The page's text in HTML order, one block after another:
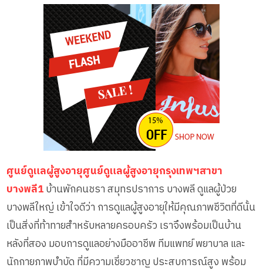
ศูนย์ดูแลผู้สูงอายุศูนย์ดูแลผู้สูงอายุกรุงเทพฯสาขา
บางพลี1บ้านพักคนชรา สมุทรปราการ บางพลี ดูแลผู้ป่วย
บางพลีใหญ่ เข้าใจดีว่า การดูแลผู้สูงอายุให้มีคุณภาพชีวิตที่ดีนั้น
เป็นสิ่งที่ท้าทายสำหรับหลายครอบครัว เราจึงพร้อมเป็นบ้าน
หลังที่สอง มอบการดูแลอย่างมืออาชีพ ทีมแพทย์ พยาบาล และ
นักกายภาพบำบัด ที่มีความเชี่ยวชาญ ประสบการณ์สูง พร้อม